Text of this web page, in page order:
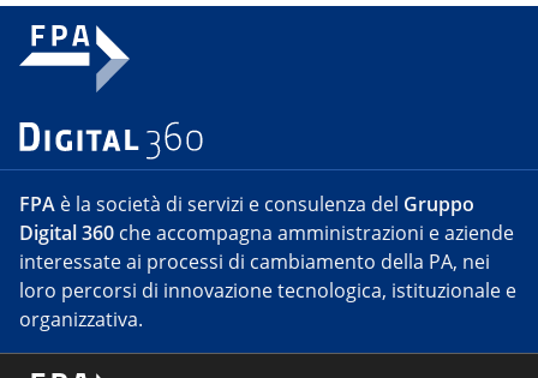
FPA è la società di servizi e consulenza del Gruppo
Digital 360 che accompagna amministrazioni e aziende
interessate ai processi di cambiamento della PA, nei
loro percorsi di innovazione tecnologica, istituzionale e
organizzativa.